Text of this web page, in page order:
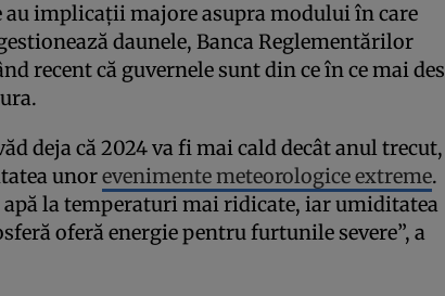
implicații majore asupra modului în care
daunele, Banca Reglementărilor
recent că guvernele sunt din ce în ce mai des
deja că 2024 va fi mai cald decât anul trecut,
unorevenimente meteorologice extreme.
apă la temperaturi mai ridicate, iar umiditatea
oferă energie pentru furtunile severe”, a